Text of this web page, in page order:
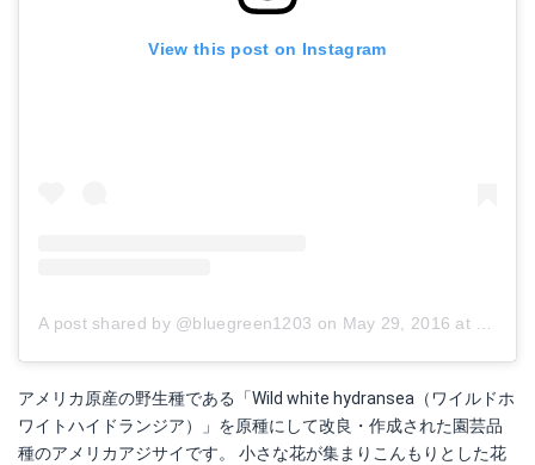
Yahoo!ショッピングで見るView this post on Instagram
A post shared by @bluegreen1203 on May 29, 2016 at 1:22am PDT
アメリカ原産の野生種である「Wild white hydransea（ワイルドホ
ワイトハイドランジア）」を原種にして改良・作成された園芸品
種のアメリカアジサイです。 小さな花が集まりこんもりとした花